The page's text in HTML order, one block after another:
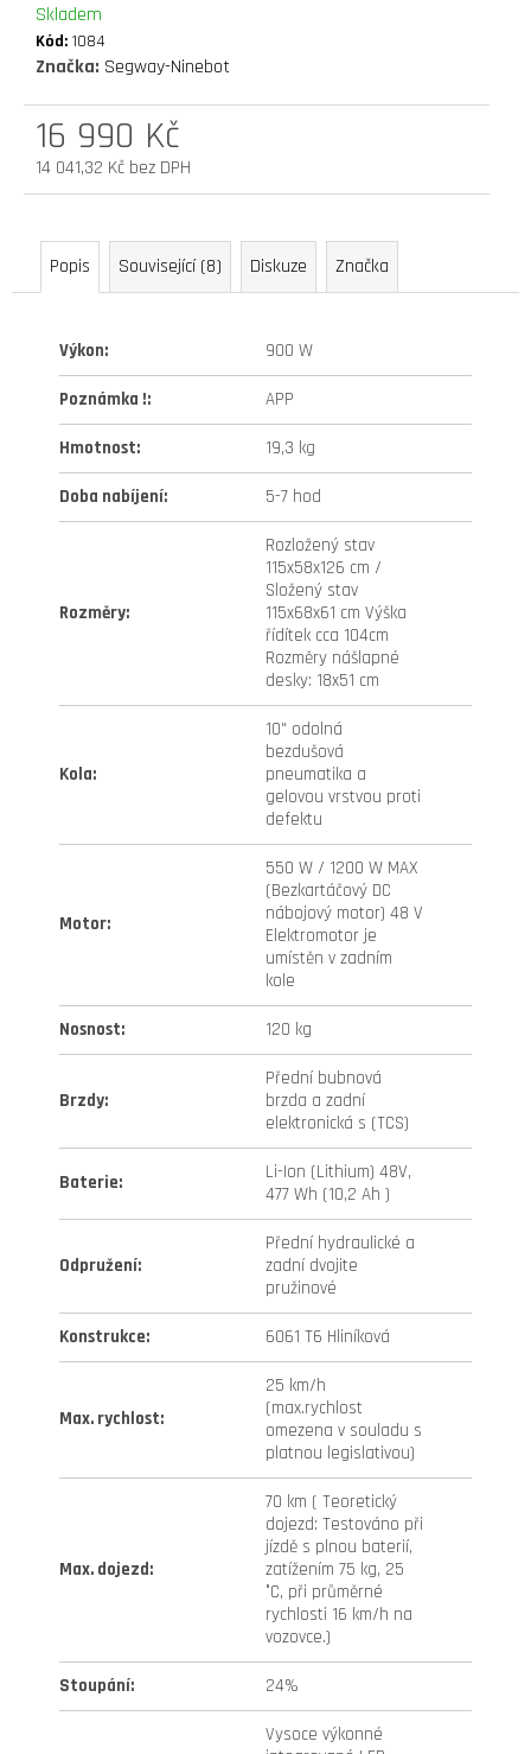
Skladem
Kód: 1084
Značka: Segway-Ninebot
16 990 Kč
14 041,32 Kč bez DPH
Měrná
Popis Související (8) Diskuze Značka
Výkon: 900 W
Poznámka !: APP
Hmotnost: 19,3 kg
Doba nabíjení: 5-7 hod
Rozměry:
Rozložený stav
115x58x126 cm /
Složený stav
115x68x61 cm Výška
řídítek cca 104cm
Rozměry nášlapné
desky: 18x51 cm
Kola:
10" odolná
bezdušová
pneumatika a
gelovou vrstvou proti
defektu
Motor:
550 W / 1200 W MAX
(Bezkartáčový DC
nábojový motor) 48 V
Elektromotor je
umístěn v zadním
kole
Nosnost: 120 kg
Brzdy:
Přední bubnová
brzda a zadní
elektronická s (TCS)
Baterie:
Li-Ion (Lithium) 48V,
477 Wh (10,2 Ah )
Odpružení:
Přední hydraulické a
zadní dvojite
pružinové
Konstrukce: 6061 T6 Hliníková
Max. rychlost:
25 km/h
(max.rychlost
omezena v souladu s
platnou legislativou)
Max. dojezd:
70 km ( Teoretický
dojezd: Testováno při
jízdě s plnou baterií,
zatížením 75 kg, 25
°C, při průměrné
rychlosti 16 km/h na
vozovce.)
Stoupání: 24%
Vysoce výkonné
náhradní
duše
10x3
zahnutý
90°
315
Kč
399